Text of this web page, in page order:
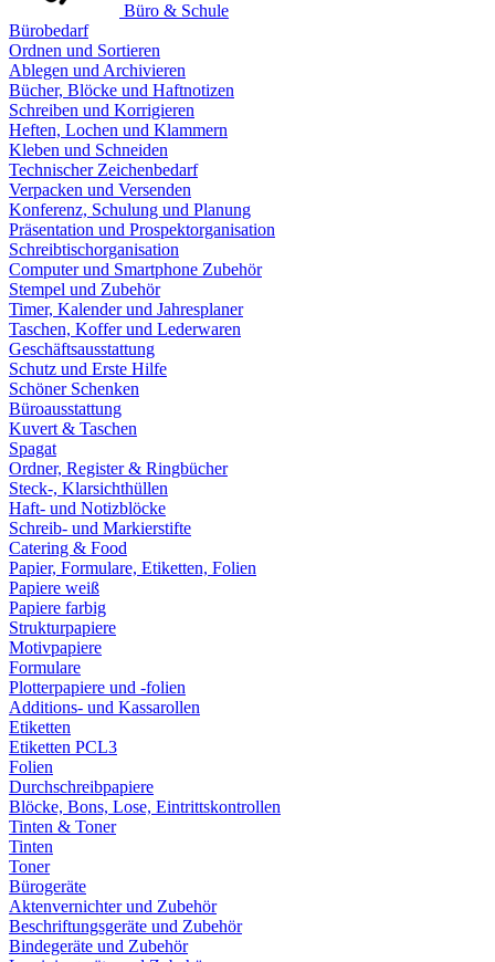
Büro & Schule
Bürobedarf
Ordnen und Sortieren
Ablegen und Archivieren
Bücher, Blöcke und Haftnotizen
Schreiben und Korrigieren
Heften, Lochen und Klammern
Kleben und Schneiden
Technischer Zeichenbedarf
Verpacken und Versenden
Konferenz, Schulung und Planung
Präsentation und Prospektorganisation
Schreibtischorganisation
Computer und Smartphone Zubehör
Stempel und Zubehör
Timer, Kalender und Jahresplaner
Taschen, Koffer und Lederwaren
Geschäftsausstattung
Schutz und Erste Hilfe
Schöner Schenken
Büroausstattung
Kuvert & Taschen
Spagat
Ordner, Register & Ringbücher
Steck-, Klarsichthüllen
Haft- und Notizblöcke
Schreib- und Markierstifte
Catering & Food
Papier, Formulare, Etiketten, Folien
Papiere weiß
Papiere farbig
Strukturpapiere
Motivpapiere
Formulare
Plotterpapiere und -folien
Additions- und Kassarollen
Etiketten
Etiketten PCL3
Folien
Durchschreibpapiere
Blöcke, Bons, Lose, Eintrittskontrollen
Tinten & Toner
Tinten
Toner
Bürogeräte
Aktenvernichter und Zubehör
Beschriftungsgeräte und Zubehör
Bindegeräte und Zubehör